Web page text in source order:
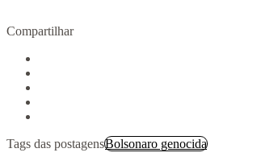
Compartilhar
Tags das postagensBolsonaro genocida